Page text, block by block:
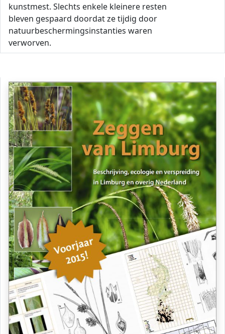
kunstmest. Slechts enkele kleinere resten
bleven gespaard doordat ze tijdig door
natuurbeschermingsinstanties waren
verworven.